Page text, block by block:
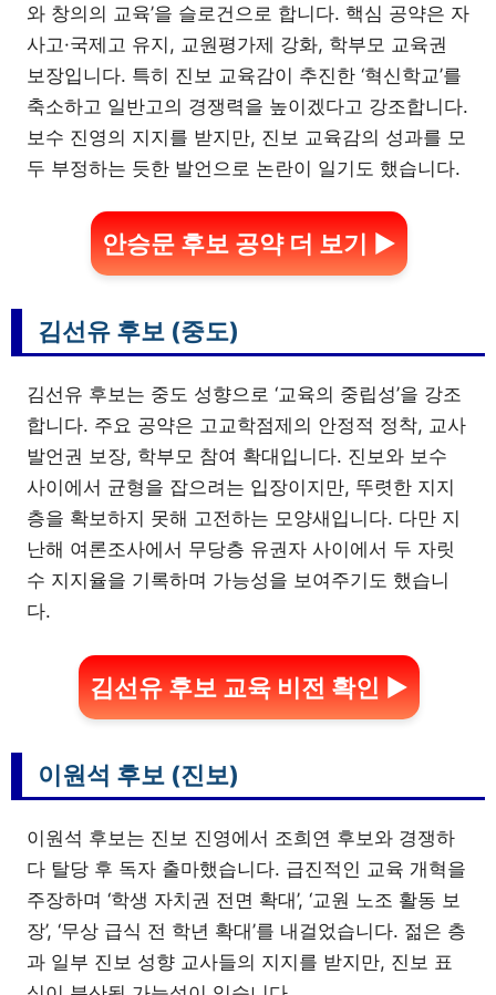
와 창의의 교육’을 슬로건으로 합니다. 핵심 공약은 자
사고·국제고 유지, 교원평가제 강화, 학부모 교육권
보장입니다. 특히 진보 교육감이 추진한 ‘혁신학교’를
축소하고 일반고의 경쟁력을 높이겠다고 강조합니다.
보수 진영의 지지를 받지만, 진보 교육감의 성과를 모
두 부정하는 듯한 발언으로 논란이 일기도 했습니다.
안승문 후보 공약 더 보기 ▶
김선유 후보 (중도)
김선유 후보는 중도 성향으로 ‘교육의 중립성’을 강조
합니다. 주요 공약은 고교학점제의 안정적 정착, 교사
발언권 보장, 학부모 참여 확대입니다. 진보와 보수
사이에서 균형을 잡으려는 입장이지만, 뚜렷한 지지
층을 확보하지 못해 고전하는 모양새입니다. 다만 지
난해 여론조사에서 무당층 유권자 사이에서 두 자릿
수 지지율을 기록하며 가능성을 보여주기도 했습니
다.
김선유 후보 교육 비전 확인 ▶
이원석 후보 (진보)
이원석 후보는 진보 진영에서 조희연 후보와 경쟁하
다 탈당 후 독자 출마했습니다. 급진적인 교육 개혁을
주장하며 ‘학생 자치권 전면 확대’, ‘교원 노조 활동 보
장’, ‘무상 급식 전 학년 확대’를 내걸었습니다. 젊은 층
과 일부 진보 성향 교사들의 지지를 받지만, 진보 표